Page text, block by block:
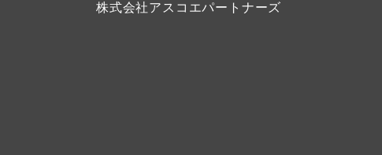
株式会社アスコエパートナーズ